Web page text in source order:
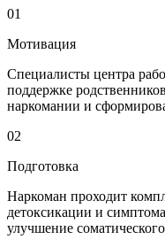
01
Мотивация
Специалисты центра
поддержке
наркомании и
02
Подготовка
Наркоман проходит
детоксикации и
улучшение